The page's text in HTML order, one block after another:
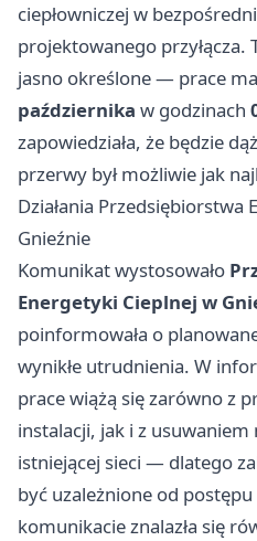
ciepłowniczej w
projektowanego przyłącza.
jasno określone — prace
października w godzinach
zapowiedziała, że będzie
przerwy był możliwie jak
Działania Przedsiębiorstwa
Gnieźnie
Komunikat wystosowało
Energetyki Cieplnej w
poinformowała o
wynikłe utrudnienia. W
prace wiążą się zarówno z
instalacji, jak i z
istniejącej sieci — dlatego
być uzależnione od postępu
komunikacie znalazła się